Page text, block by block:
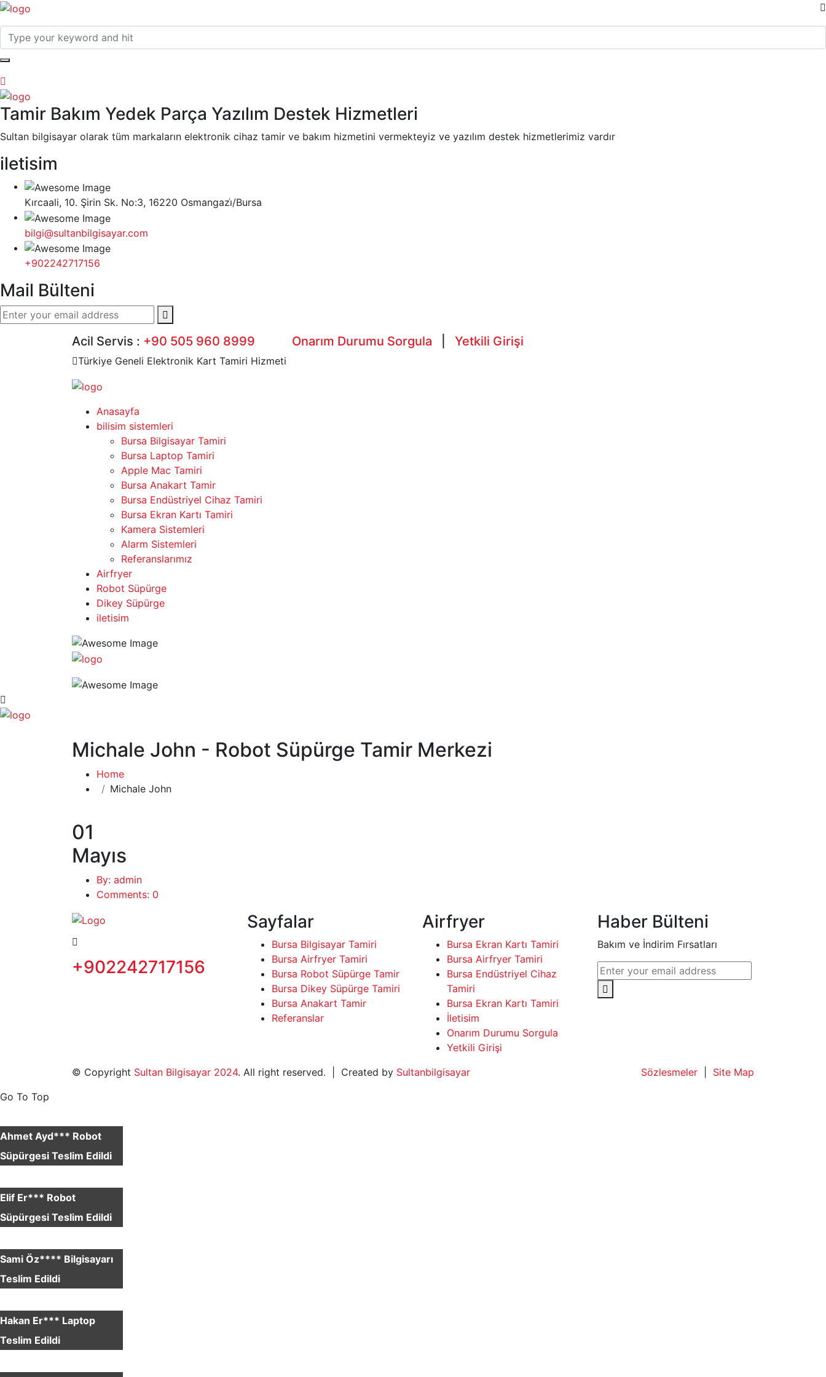
Tamir Bakım Yedek Parça Yazılım Destek Hizmetleri
Sultan bilgisayar olarak tüm markaların elektronik cihaz tamir ve bakım hizmetini vermekteyiz ve yazılım destek hizmetlerimiz vardır
iletisim
Kırcaali, 10. Şirin Sk. No:3, 16220 Osmangazi̇/Bursa
bilgi@sultanbilgisayar.com
+902242717156
Mail Bülteni
Acil Servis : +90 505 960 8999 Onarım Durumu Sorgula Yetkili Girişi
Türkiye Geneli Elektronik Kart Tamiri Hizmeti
Anasayfa
bilisim sistemleri
Bursa Bilgisayar Tamiri
Bursa Laptop Tamiri
Apple Mac Tamiri
Bursa Anakart Tamir
Bursa Endüstriyel Cihaz Tamiri
Bursa Ekran Kartı Tamiri
Kamera Sistemleri
Alarm Sistemleri
Referanslarımız
Airfryer
Robot Süpürge
Dikey Süpürge
iletisim
Michale John - Robot Süpürge Tamir Merkezi
Home
Michale John
01
Mayıs
By: admin
Comments: 0
+902242717156
Sayfalar
Bursa Bilgisayar Tamiri
Bursa Airfryer Tamiri
Bursa Robot Süpürge Tamir
Bursa Dikey Süpürge Tamiri
Bursa Anakart Tamir
Referanslar
Airfryer
Bursa Ekran Kartı Tamiri
Bursa Airfryer Tamiri
Bursa Endüstriyel Cihaz
Tamiri
Bursa Ekran Kartı Tamiri
İletisim
Onarım Durumu Sorgula
Yetkili Girişi
Haber Bülteni
Bakım ve İndirim Fırsatları
© Copyright Sultan Bilgisayar 2024. All right reserved. | Created by Sultanbilgisayar Sözlesmeler
Site Map
Go To Top
Ahmet Ayd*** Robot
Süpürgesi Teslim Edildi
Elif Er*** Robot
Süpürgesi Teslim Edildi
Sami Öz**** Bilgisayarı
Teslim Edildi
Hakan Er*** Laptop
Teslim Edildi